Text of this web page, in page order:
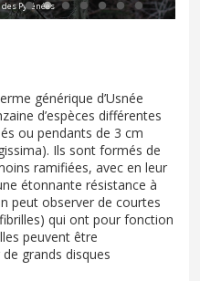
Pyrénées
générique d’Usnée
d’espèces différentes
ou pendants de 3 cm
Ils sont formés de
ramifiées, avec en leur
étonnante résistance à
peut observer de courtes
qui ont pour fonction
peuvent être
grands disques